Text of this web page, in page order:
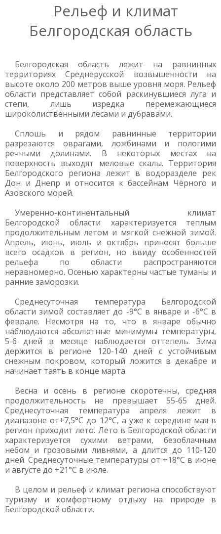
Рельеф и климат
Белгородская область
Белгородская область лежит на равнинных
территориях Среднерусской возвышенности на
высоте около 200 метров выше уровня моря. Рельеф
области представляет собой раскинувшиеся луга и
степи, лишь изредка перемежающиеся
широколиственными лесами и дубравами.
Сплошь и рядом равнинные территории
разрезаются оврагами, ложбинами и пологими
речными долинами. В некоторых местах на
поверхность выходят меловые скалы. Территория
Белгородского региона лежит в водоразделе рек
Дон и Днепр и относится к бассейнам Чёрного и
Азовского морей.
Умеренно-континентальный климат
Белгородской области характеризуется теплым
продолжительным летом и мягкой снежной зимой.
Апрель, июнь, июль и октябрь приносят больше
всего осадков в регион, но ввиду особенностей
рельефа по области распространяются
неравномерно. Осенью характерны частые туманы и
ранние заморозки.
Среднесуточная температура Белгородской
области зимой составляет до -9°С в январе и -6°С в
феврале. Несмотря на то, что в январе обычно
наблюдаются абсолютные минимумы температуры,
5-6 дней в месяце наблюдается оттепель. Зима
держится в регионе 120-140 дней с устойчивым
снежным покровом, который ложится в декабре и
начинает таять в конце марта.
Весна и осень в регионе скоротечны, средняя
продолжительность не превышает 55-65 дней.
Среднесуточная температура апреля лежит в
диапазоне от+7,5°С до 12°С, а уже к середине мая в
регион приходит лето. Лето в Белгородской области
характеризуется сухими ветрами, безоблачным
небом и грозовыми ливнями, а длится до 110-120
дней. Среднесуточные температуры от +18°С в июне
и августе до +21°С в июле.
В целом и рельеф и климат региона способствуют
туризму и комфортному отдыху на природе в
Белгородской области.